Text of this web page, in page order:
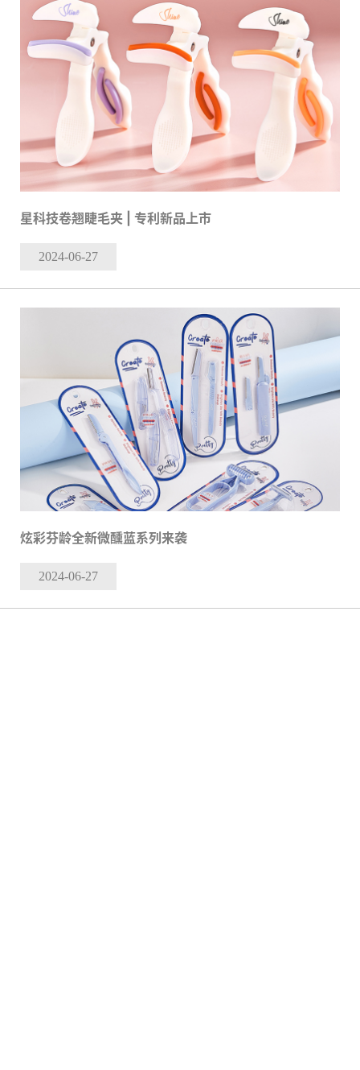
星科技卷翘睫毛夹 | 专利新品上市
2024-06-27
炫彩芬龄全新微醺蓝系列来袭
2024-06-27